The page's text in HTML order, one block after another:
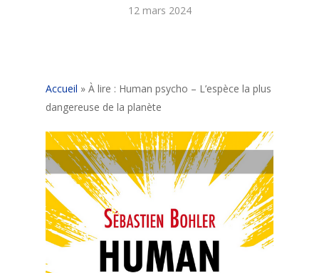
12 mars 2024
Accueil » À lire : Human psycho – L’espèce la plus
dangereuse de la planète